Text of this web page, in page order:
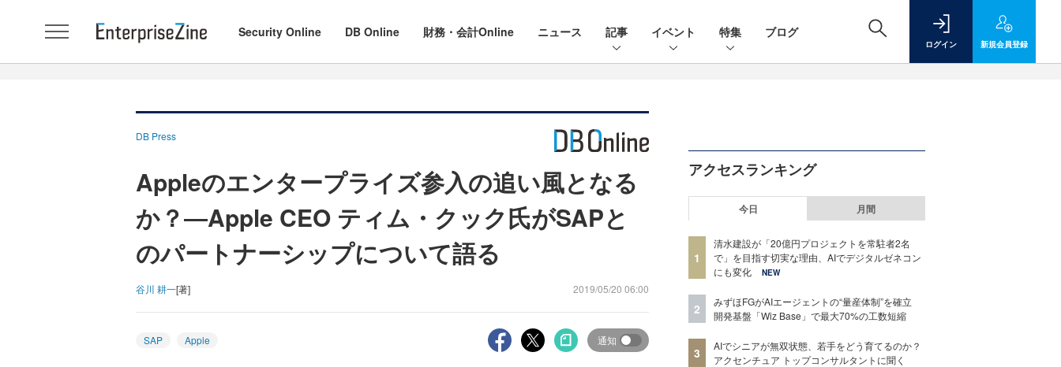
Security Online DB Online 財務・会計Online ニュース 記事 イベント 特集 ブログ
ログイン 新規会員登録
DB Press
Appleのエンタープライズ参入の追い風となる
か？―Apple CEO ティム・クック氏がSAPと
のパートナーシップについて語る
谷川 耕一[著] 2019/05/20 06:00
SAP Apple 通知
アクセスランキング
今日 月間
1
清水建設が「20億円プロジェクトを常駐者2名
で」を目指す切実な理由、AIでデジタルゼネコン
にも変化
NEW
2
みずほFGがAIエージェントの“量産体制”を確立
開発基盤「Wiz Base」で最大70%の工数短縮
3
AIでシニアが無双状態、若手をどう育てるのか？
アクセンチュア トップコンサルタントに聞く